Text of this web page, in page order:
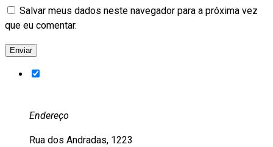
Salvar meus dados neste navegador para a próxima vez
que eu comentar.
Endereço
Rua dos Andradas, 1223